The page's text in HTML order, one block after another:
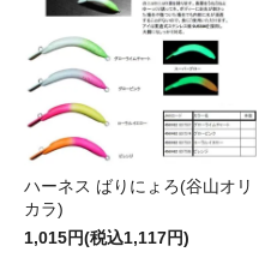
ハーネス ばりにょろ(谷山オリ
カラ)
1,015円(税込1,117円)